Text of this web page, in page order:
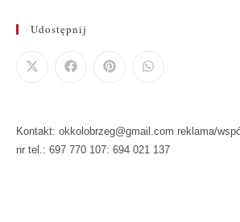
Udostępnij
Kontakt: okkolobrzeg@gmail.com reklama/
nr tel.: 697 770 107: 694 021 137